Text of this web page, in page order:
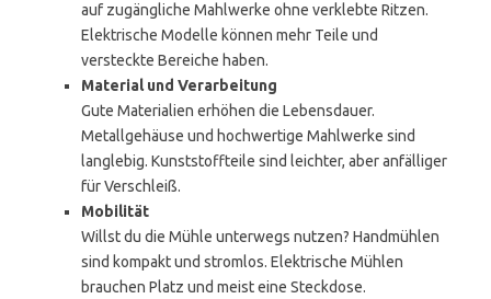
auf zugängliche Mahlwerke ohne verklebte Ritzen.
Elektrische Modelle können mehr Teile und
versteckte Bereiche haben.
Material und Verarbeitung
Gute Materialien erhöhen die Lebensdauer.
Metallgehäuse und hochwertige Mahlwerke sind
langlebig. Kunststoffteile sind leichter, aber anfälliger
für Verschleiß.
Mobilität
Willst du die Mühle unterwegs nutzen? Handmühlen
sind kompakt und stromlos. Elektrische Mühlen
brauchen Platz und meist eine Steckdose.